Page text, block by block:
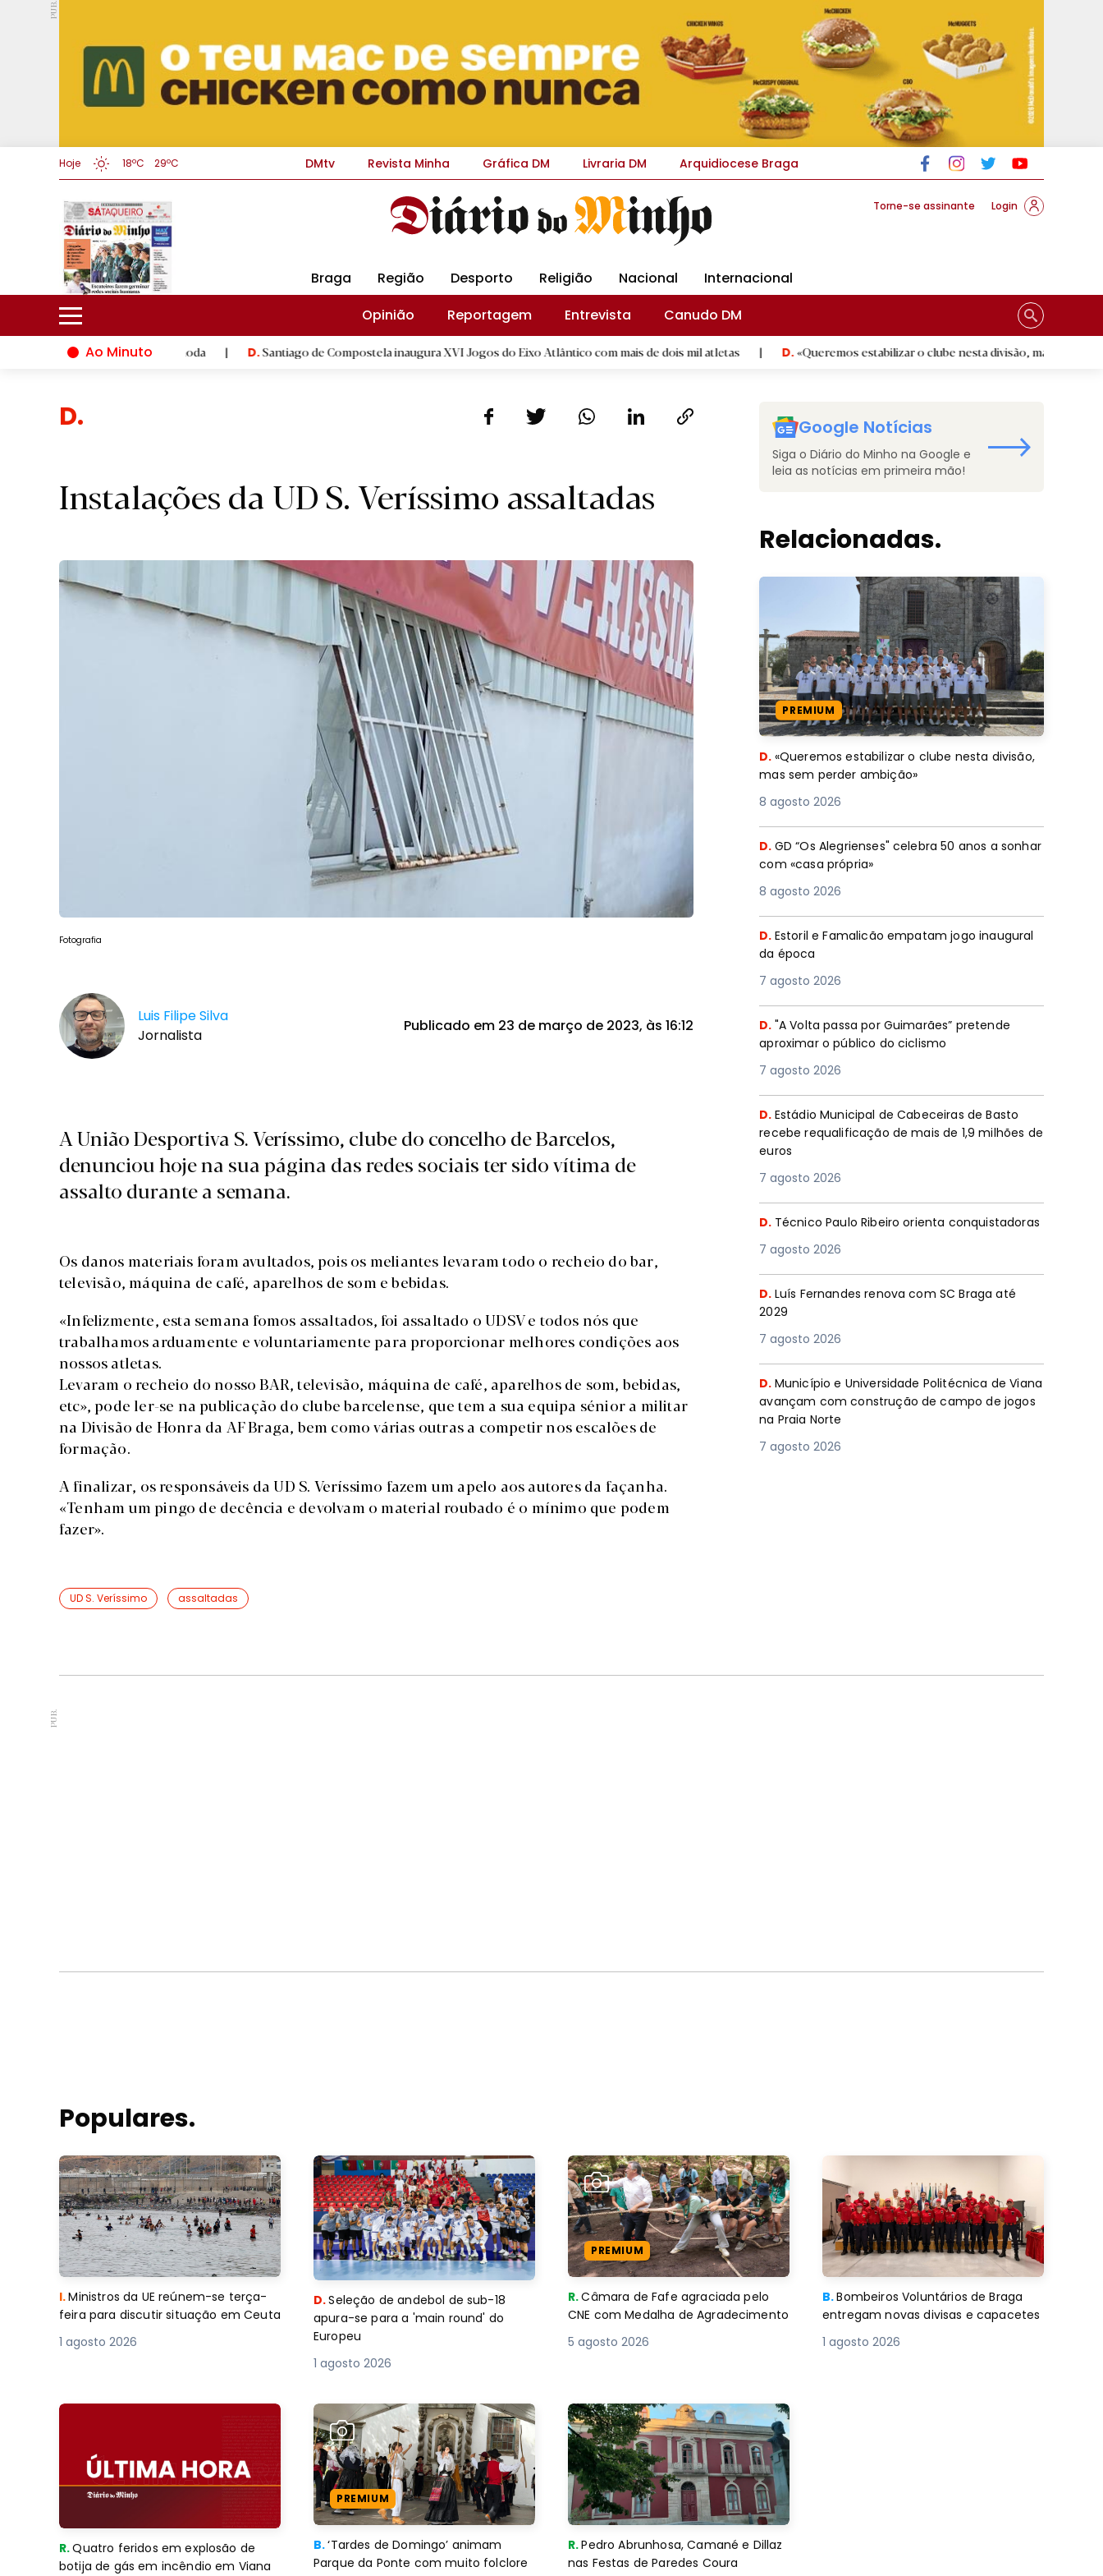
PUB.
Hoje 18ºC 29ºC DMtv Revista Minha Gráfica DM Livraria DM Arquidiocese Braga
Torne-se assinante Login
Braga Região Desporto Religião Nacional
Internacional
Opinião
Reportagem Entrevista
Canudo DM
Ao Minuto
do mundo da moda D.Santiago de Compostela inaugura XVI Jogos do Eixo Atlântico com mais de dois mil atletas | D.«Queremos estabilizar o clube nesta divisão, mas sem perder ambição»
De
Instalações da UD S. Veríssimo assaltadas
Fotografia
Luis Filipe Silva
Jornalista
Publicado em 23 de março de 2023, às 16:12
A União Desportiva S. Veríssimo, clube do concelho de Barcelos,
denunciou hoje na sua página das redes sociais ter sido vítima de
assalto durante a semana.
Os danos materiais foram avultados, pois os meliantes levaram todo o recheio do bar,
televisão, máquina de café, aparelhos de som e bebidas.
«Infelizmente, esta semana fomos assaltados, foi assaltado o UDSV e todos nós que
trabalhamos arduamente e voluntariamente para proporcionar melhores condições aos
nossos atletas.
Levaram o recheio do nosso BAR, televisão, máquina de café, aparelhos de som, bebidas,
etc», pode ler-se na publicação do clube barcelense, que tem a sua equipa sénior a militar
na Divisão de Honra da AF Braga, bem como várias outras a competir nos escalões de
formação.
A finalizar, os responsáveis da UD S. Veríssimo fazem um apelo aos autores da façanha.
«Tenham um pingo de decência e devolvam o material roubado é o mínimo que podem
fazer».
UD S. Veríssimo assaltadas
Google Notícias
Siga o Diário do Minho na Google e
leia as notícias em primeira mão!
Relacionadas.
PREMIUM
D. «Queremos estabilizar o clube nesta divisão,
mas sem perder ambição»
8 agosto 2026
D. GD “Os Alegrienses" celebra 50 anos a sonhar
com «casa própria»
8 agosto 2026
D. Estoril e Famalicão empatam jogo inaugural
da época
7 agosto 2026
D. "A Volta passa por Guimarães” pretende
aproximar o público do ciclismo
7 agosto 2026
D. Estádio Municipal de Cabeceiras de Basto
recebe requalificação de mais de 1,9 milhões de
euros
7 agosto 2026
D. Técnico Paulo Ribeiro orienta conquistadoras
7 agosto 2026
D. Luís Fernandes renova com SC Braga até
2029
7 agosto 2026
D. Município e Universidade Politécnica de Viana
avançam com construção de campo de jogos
na Praia Norte
7 agosto 2026
PUB.
Populares.
I.Ministros da UE reúnem-se terça-
feira para discutir situação em Ceuta
1 agosto 2026
D.Seleção de andebol de sub-18
apura-se para a 'main round' do
Europeu
1 agosto 2026
PREMIUM
R.Câmara de Fafe agraciada pelo
CNE com Medalha de Agradecimento
5 agosto 2026
B.Bombeiros Voluntários de Braga
entregam novas divisas e capacetes
1 agosto 2026
R.Quatro feridos em explosão de
botija de gás em incêndio em Viana
PREMIUM
B.‘Tardes de Domingo’ animam
Parque da Ponte com muito folclore
R.Pedro Abrunhosa, Camané e Dillaz
nas Festas de Paredes Coura